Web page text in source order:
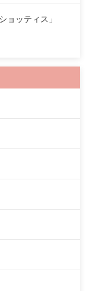
ョッティス」